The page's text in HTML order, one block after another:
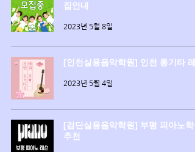
집안내
2023년 5월 8일
[인천실용음악학원] 인천 통기타 레
2023년 5월 4일
[검단실용음악학원] 부평 피아노학
추천